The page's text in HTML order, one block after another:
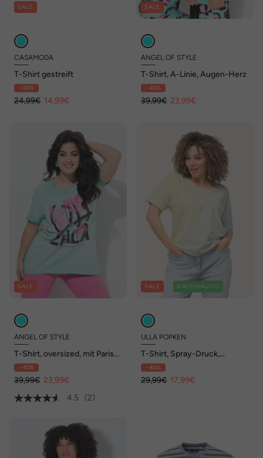
SALE
CASAMODA
T-Shirt gestreift
- 40%
24,99€ 14,99€
SALE
ANGEL OF STYLE
T-Shirt, A-Linie, Augen-Herz
- 40%
39,99€ 23,99€
SALE
ANGEL OF STYLE
T-Shirt, oversized, mit Paris
Graffitti-Schriftzug
- 40%
39,99€ 23,99€
4.5
(2)
SALE NACHHALTIG
ULLA POPKEN
T-Shirt, Spray-Druck,
Rundhals, Halbarm
- 40%
29,99€ 17,99€